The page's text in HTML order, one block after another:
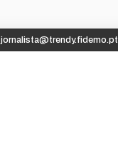
jornalista@trendy.fidemo.pt